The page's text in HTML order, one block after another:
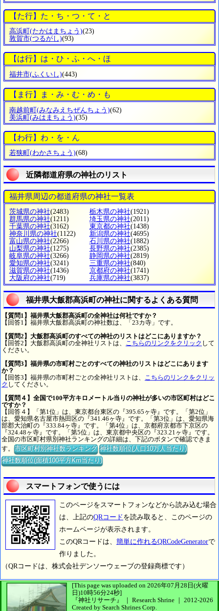
【た行】た・ち・つ・て・と
高浜町 (たかはまちょう)(23)
敦賀市(つるがし)(93)
【は行】は・ひ・ふ・へ・ほ
福井市(ふくいし)(443)
【ま行】ま・み・む・め・も
南越前町(みなみえちぜんちょう)(62)
美浜町(みはまちょう)(35)
【わ行】わ・を・ん
若狭町 (わかさちょう)(68)
近隣都道府県の神社のリスト
福井県周辺の都道府県の神社一覧表
茨城県の神社(2483) 栃木県の神社(1921)
群馬県の神社(1211) 埼玉県の神社(2011)
千葉県の神社(3162) 東京都の神社(1438)
神奈川県の神社(1122) 新潟県の神社(4695)
富山県の神社(2266) 石川県の神社(1882)
山梨県の神社(1275) 長野県の神社(2385)
岐阜県の神社(3266) 静岡県の神社(2819)
愛知県の神社(3241) 三重県の神社(840)
滋賀県の神社(1436) 京都府の神社(1741)
大阪府の神社(719) 兵庫県の神社(3837)
福井県大飯郡高浜町の神社に関するよくある質問
【質問1】福井県大飯郡高浜町の全神社は何社ですか？
【回答1】福井県大飯郡高浜町の神社数は、「23カ寺」です。
【質問2】大飯郡高浜町のすべての神社のリストはどこにありますか？
【回答2】大飯郡高浜町の全神社リストは、
こちらのリンクをクリック して
ください。
【質問3】福井県の市町村ごとのすべての神社のリストはどこにあります
か？
【回答3】福井県の市町村ごとの全神社リストは、
こちらのリンクをクリッ
ク してください。
【質問４】全国で100平方キロメートル当りの神社が多いの市区町村はどこ
ですか？
【回答４】「第1位」は、東京都台東区の『395.65ヶ寺』です。「第2位」
は、愛知県名古屋市熱田区の『341.46ヶ寺』です。「第3位」は、愛知県海
部郡大治町の『333.84ヶ寺』です。「第4位」は、京都府京都市下京区の
『324.48ヶ寺』です。「第5位」は、東京都中央区の『323.21ヶ寺』です。
全国の市区町村県別神社ランキングの詳細は、下記のボタンで確認できま
す。市区町村別神社数ランキング 神社数順位(人口10万人当たり)
神社数順位(面積100平方Km当たり)
スマートフォンで使うには
このページをスマートフォンなどから読み込む場合
は、上記のQRコード を読み取ると、このページの
ホームページが表示されます。
このQRコードは、 簡単に作れるQRCodeGeneratorで
作りました。
（QRコードは、株式会社デンソーウェーブの登録商標です）
[This page was uploaded on 2026年07月28日(火曜
日)10時56分24秒]
『神社リサーチ』 ｜ Research Shrine ｜ 2012-2026
Created by Search Shrines Corp.